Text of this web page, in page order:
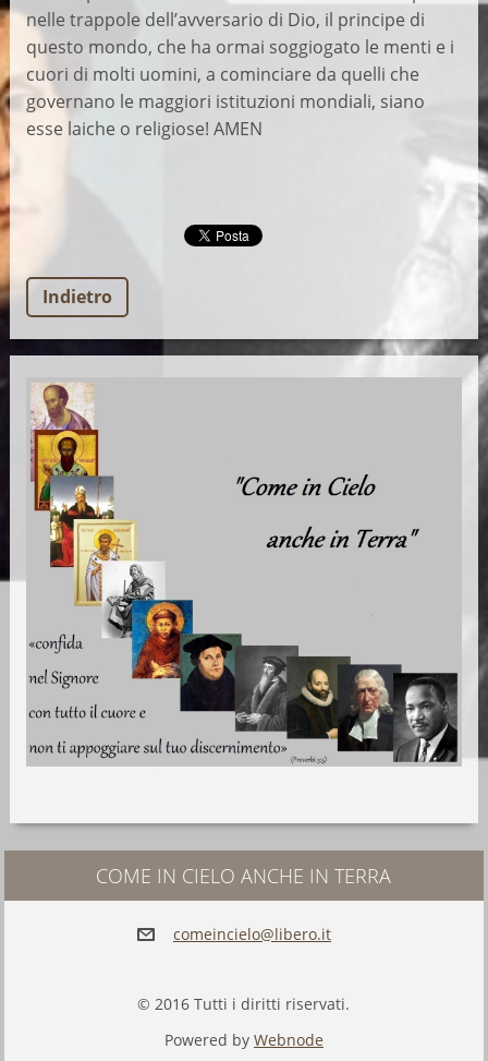
nelle trappole dell’avversario di Dio, il principe di
questo mondo, che ha ormai soggiogato le menti e i
cuori di molti uomini, a cominciare da quelli che
governano le maggiori istituzioni mondiali, siano
esse laiche o religiose! AMEN
Indietro
COME IN CIELO ANCHE IN TERRA
comeincielo@libero.it
© 2016 Tutti i diritti riservati.
Powered by Webnode